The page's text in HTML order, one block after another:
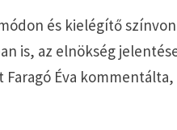
és kielégítő
is, az elnökség
Éva